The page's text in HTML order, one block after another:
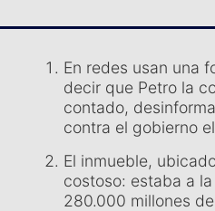
En redes usan una
decir que Petro la
contado,
contra el gobierno
El inmueble,
costoso: estaba a
280.000 millones